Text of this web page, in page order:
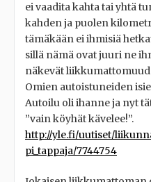
ei vaadita kahta tai yhtä
kahden ja puolen
tämäkään ei ihmisiä
sillä nämä ovat juuri ne
näkevät
Omien autoistuneiden
Autoilu oli ihanne ja nyt
”vain köyhät kävelee!”.
http://yle.fi/uutiset/
pi_tappaja/7744754